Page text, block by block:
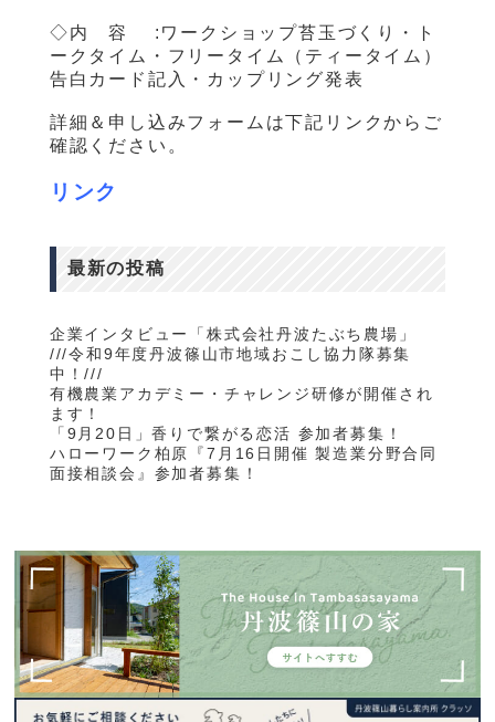
◇内 容 :ワークショップ苔玉づくり・ト
ークタイム・フリータイム（ティータイム）
告白カード記入・カップリング発表
詳細＆申し込みフォームは下記リンクからご
確認ください。
リンク
最新の投稿
企業インタビュー「株式会社丹波たぶち農場」
///令和9年度丹波篠山市地域おこし協力隊募集
中！///
有機農業アカデミー・チャレンジ研修が開催され
ます！
「9月20日」香りで繋がる恋活 参加者募集！
ハローワーク柏原『7月16日開催 製造業分野合同
面接相談会』参加者募集！